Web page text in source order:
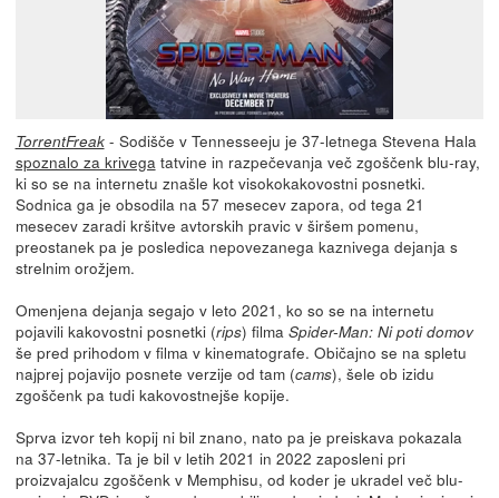
TorrentFreak- Sodišče v Tennesseeju je 37-letnega Stevena Hala
spoznalo za krivega tatvine in razpečevanja več zgoščenk blu-ray,
ki so se na internetu znašle kot visokokakovostni posnetki.
Sodnica ga je obsodila na 57 mesecev zapora, od tega 21
mesecev zaradi kršitve avtorskih pravic v širšem pomenu,
preostanek pa je posledica nepovezanega kaznivega dejanja s
strelnim orožjem.
Omenjena dejanja segajo v leto 2021, ko so se na internetu
pojavili kakovostni posnetki (rips) filma Spider-Man: Ni poti domov
še pred prihodom v filma v kinematografe. Običajno se na spletu
najprej pojavijo posnete verzije od tam (cams), šele ob izidu
zgoščenk pa tudi kakovostnejše kopije.
Sprva izvor teh kopij ni bil znano, nato pa je preiskava pokazala
na 37-letnika. Ta je bil v letih 2021 in 2022 zaposleni pri
proizvajalcu zgoščenk v Memphisu, od koder je ukradel več blu-